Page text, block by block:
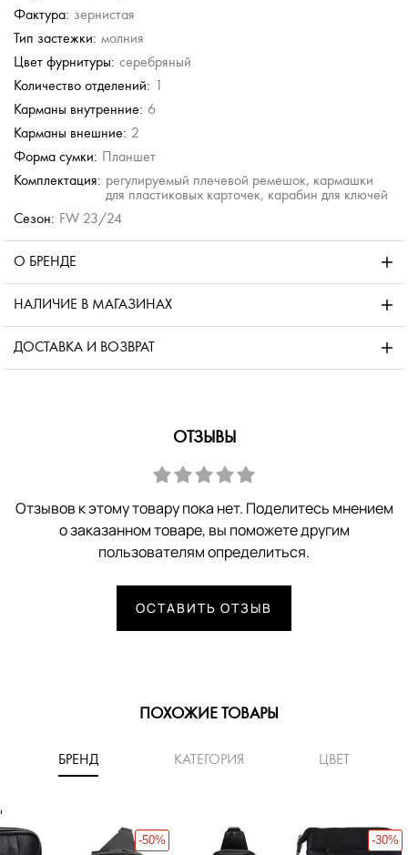
Фактура: зернистая
Тип застежки: молния
Цвет фурнитуры: серебряный
Количество отделений: 1
Карманы внутренние: 6
Карманы внешние: 2
Форма сумки: Планшет
Комплектация: регулируемый плечевой ремешок, кармашки
для пластиковых карточек, карабин для ключей
Сезон: FW 23/24
О БРЕНДЕ
НАЛИЧИЕ В МАГАЗИНАХ
ДОСТАВКА И ВОЗВРАТ
ОТЗЫВЫ
Отзывов к этому товару пока нет. Поделитесь мнением
о заказанном товаре, вы поможете другим
пользователям определиться.
ОСТАВИТЬ ОТЗЫВ
ПОХОЖИЕ ТОВАРЫ
БРЕНД КАТЕГОРИЯ ЦВЕТ
'
-50% -30%